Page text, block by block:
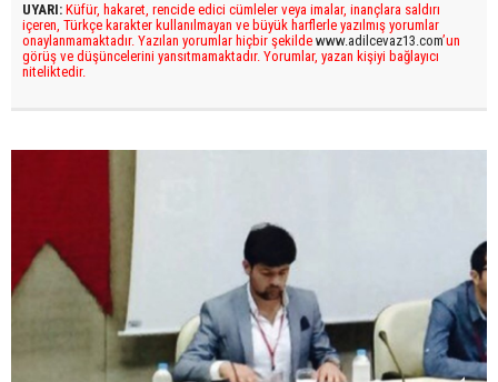
UYARI: Küfür, hakaret, rencide edici cümleler veya imalar, inançlara saldırı
içeren, Türkçe karakter kullanılmayan ve büyük harflerle yazılmış yorumlar
onaylanmamaktadır. Yazılan yorumlar hiçbir şekilde www.adilcevaz13.com’un
görüş ve düşüncelerini yansıtmamaktadır. Yorumlar, yazan kişiyi bağlayıcı
niteliktedir.